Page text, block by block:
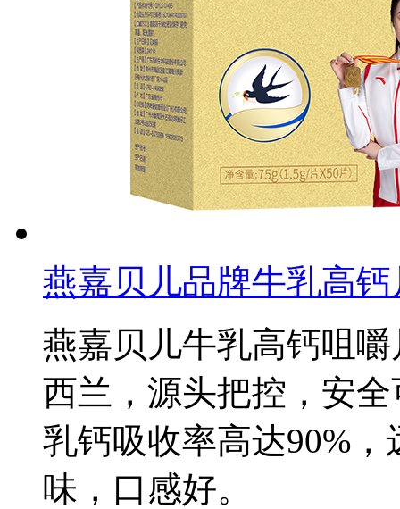
燕嘉贝儿品牌牛乳高
燕嘉贝儿牛乳高钙咀
西兰，源头把控，安
乳钙吸收率高达90%
味，口感好。